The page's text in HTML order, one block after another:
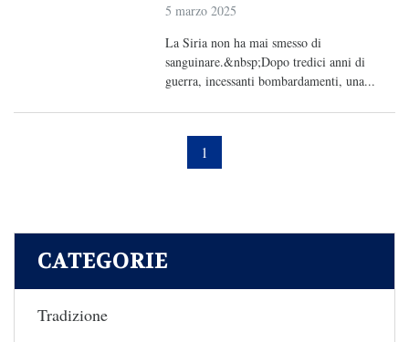
5 marzo 2025
La Siria non ha mai smesso di
sanguinare.&nbsp;Dopo tredici anni di
guerra, incessanti bombardamenti, una...
1
CATEGORIE
Tradizione